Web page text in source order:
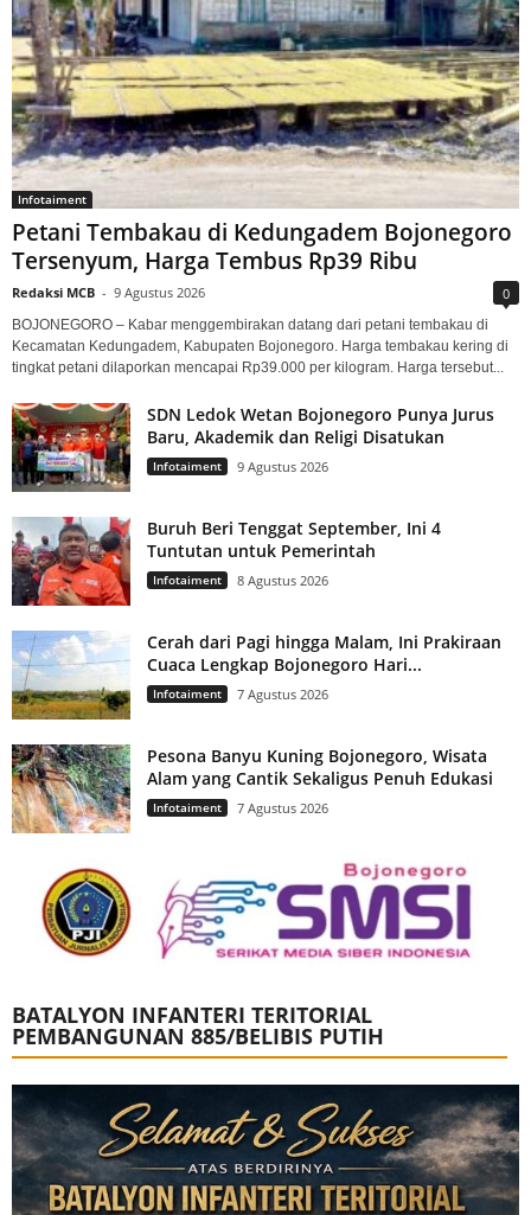
Infotaiment
Petani Tembakau di Kedungadem Bojonegoro
Tersenyum, Harga Tembus Rp39 Ribu
Redaksi MCB - 9 Agustus 2026 0
BOJONEGORO – Kabar menggembirakan datang dari petani tembakau di
Kecamatan Kedungadem, Kabupaten Bojonegoro. Harga tembakau kering di
tingkat petani dilaporkan mencapai Rp39.000 per kilogram. Harga tersebut...
SDN Ledok Wetan Bojonegoro Punya Jurus
Baru, Akademik dan Religi Disatukan
Infotaiment 9 Agustus 2026
Buruh Beri Tenggat September, Ini 4
Tuntutan untuk Pemerintah
Infotaiment 8 Agustus 2026
Cerah dari Pagi hingga Malam, Ini Prakiraan
Cuaca Lengkap Bojonegoro Hari...
Infotaiment 7 Agustus 2026
Pesona Banyu Kuning Bojonegoro, Wisata
Alam yang Cantik Sekaligus Penuh Edukasi
Infotaiment 7 Agustus 2026
BATALYON INFANTERI TERITORIAL
PEMBANGUNAN 885/BELIBIS PUTIH